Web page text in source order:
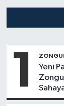
1
Yeni
İlçede